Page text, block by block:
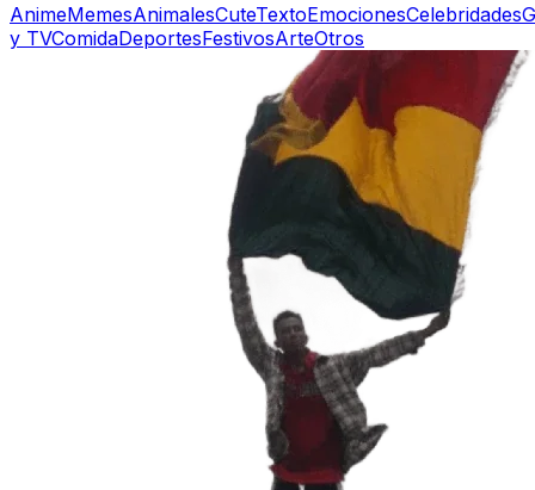
AnimeMemesAnimalesCuteTextoEmocionesCelebridades
y TVComidaDeportesFestivosArteOtros